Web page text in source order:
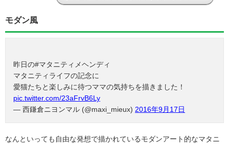
モダン風
昨日の#マタニティメヘンディ
マタニティライフの記念に
愛猫たちと楽しみに待つママの気持ちを描きました！
pic.twitter.com/23aFrvB6Ly
— 西鎌倉ニヨンマル (@maxi_mieux) 2016年9月17日
なんといっても自由な発想で描かれているモダンアート的なマタニ